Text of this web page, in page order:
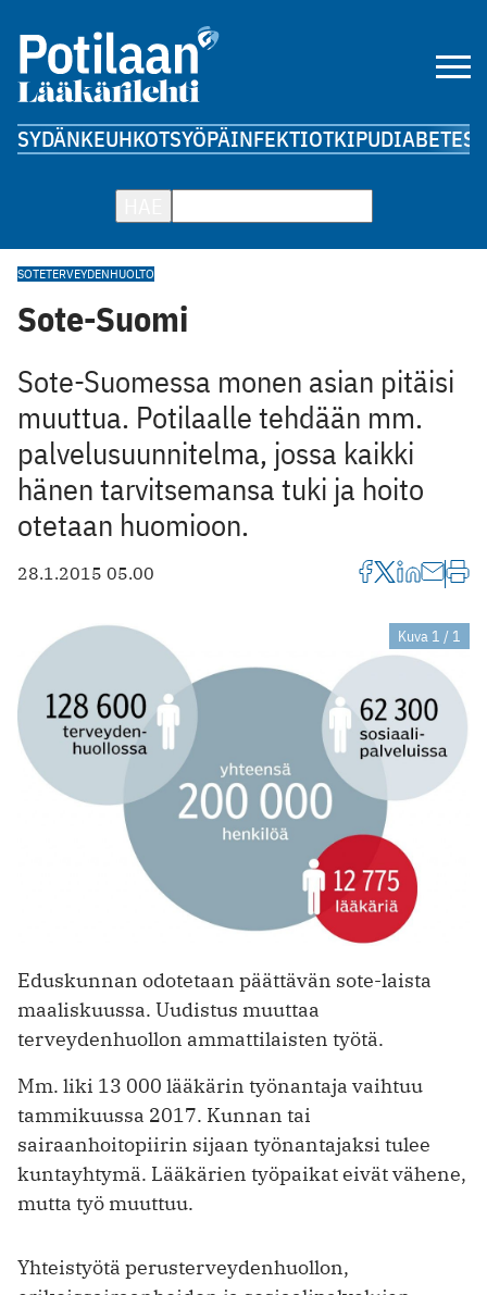
SYDÄNKEUHKOTSYÖPÄINFEKTIOTKIPUDIABETES
SOTETERVEYDENHUOLTO
Sote-Suomi
Sote-Suomessa monen asian pitäisi
muuttua. Potilaalle tehdään mm.
palvelusuunnitelma, jossa kaikki
hänen tarvitsemansa tuki ja hoito
otetaan huomioon.
28.1.2015 05.00
Kuva 1 / 1
Eduskunnan odotetaan päättävän sote-laista
maaliskuussa. Uudistus muuttaa
terveydenhuollon ammattilaisten työtä.
Mm. liki 13 000 lääkärin työnantaja vaihtuu
tammikuussa 2017. Kunnan tai
sairaanhoitopiirin sijaan työnantajaksi tulee
kuntayhtymä. Lääkärien työpaikat eivät vähene,
mutta työ muuttuu.
Yhteistyötä perusterveydenhuollon,